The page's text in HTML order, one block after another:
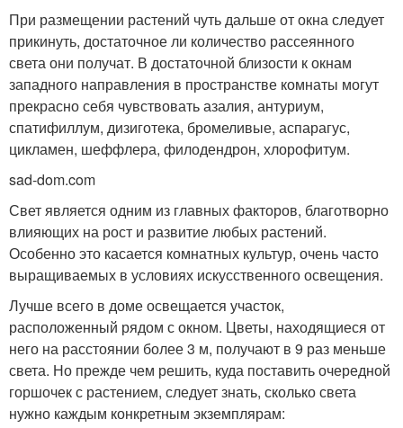
При размещении растений чуть дальше от окна следует
прикинуть, достаточное ли количество рассеянного
света они получат. В достаточной близости к окнам
западного направления в пространстве комнаты могут
прекрасно себя чувствовать азалия, антуриум,
спатифиллум, дизиготека, бромеливые, аспарагус,
цикламен, шеффлера, филодендрон, хлорофитум.
sad-dom.com
Свет является одним из главных факторов, благотворно
влияющих на рост и развитие любых растений.
Особенно это касается комнатных культур, очень часто
выращиваемых в условиях искусственного освещения.
Лучше всего в доме освещается участок,
расположенный рядом с окном. Цветы, находящиеся от
него на расстоянии более 3 м, получают в 9 раз меньше
света. Но прежде чем решить, куда поставить очередной
горшочек с растением, следует знать, сколько света
нужно каждым конкретным экземплярам: